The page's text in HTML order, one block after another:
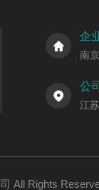
企
南
公
江
All Rights